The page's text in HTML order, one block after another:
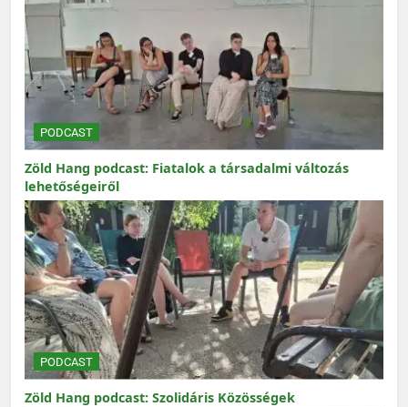
PODCAST
Zöld Hang podcast: Fiatalok a társadalmi változás
lehetőségeiről
PODCAST
Zöld Hang podcast: Szolidáris Közösségek